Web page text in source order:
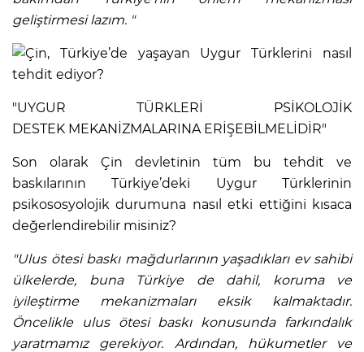
geliştirmesi lazım. "
"UYGUR TÜRKLERİ PSİKOLOJİK
DESTEK MEKANİZMALARINA ERİŞEBİLMELİDİR"
Son olarak Çin devletinin tüm bu tehdit ve
baskılarının Türkiye’deki Uygur Türklerinin
psikososyolojik durumuna nasıl etki ettiğini kısaca
değerlendirebilir misiniz?
"Ulus ötesi baskı mağdurlarının yaşadıkları ev sahibi
ülkelerde, buna Türkiye de dahil, koruma ve
iyileştirme mekanizmaları eksik kalmaktadır.
Öncelikle ulus ötesi baskı konusunda farkındalık
yaratmamız gerekiyor. Ardından, hükumetler ve